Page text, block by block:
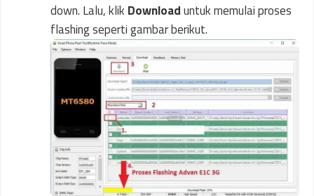
down. Lalu, klik Downloaduntuk memulai proses
flashing seperti gambar berikut.